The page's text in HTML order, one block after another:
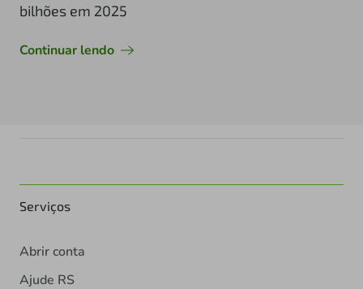
bilhões em 2025
Continuar lendo
Serviços
Abrir conta
Ajude RS